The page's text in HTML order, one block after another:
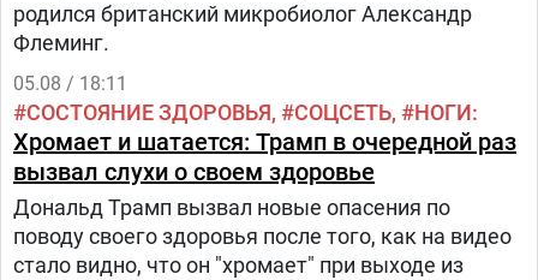
родился британский микробиолог Александр
Флеминг.
05.08 / 18:11
СОСТОЯНИЕ ЗДОРОВЬЯ СОЦСЕТЬ НОГИ
Хромает и шатается: Трамп в очередной раз
вызвал слухи о своем здоровье
Дональд Трамп вызвал новые опасения по
поводу своего здоровья после того, как на видео
стало видно, что он "хромает" при выходе из